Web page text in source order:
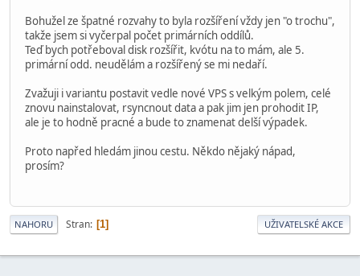
Bohužel ze špatné rozvahy to byla rozšíření vždy jen "o trochu",
takže jsem si vyčerpal počet primárních oddílů.
Teď bych potřeboval disk rozšířit, kvótu na to mám, ale 5.
primární odd. neudělám a rozšířený se mi nedaří.
Zvažuji i variantu postavit vedle nové VPS s velkým polem, celé
znovu nainstalovat, rsyncnout data a pak jim jen prohodit IP,
ale je to hodně pracné a bude to znamenat delší výpadek.
Proto napřed hledám jinou cestu. Někdo nějaký nápad,
prosím?
NAHORU Stran 1 UŽIVATELSKÉ AKCE